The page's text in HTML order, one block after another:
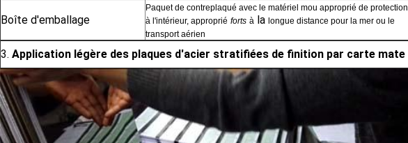
Boîte d'emballage
Paquet de contreplaqué avec le matériel mou approprié de protection
à l'intérieur, approprié forts à la longue distance pour la mer ou le
transport aérien
3. Application légère des plaques d'acier stratifiées de finition par carte mate